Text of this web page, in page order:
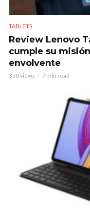
TABLETS
Review Lenovo
cumple su
envolvente
350 views 7 min read